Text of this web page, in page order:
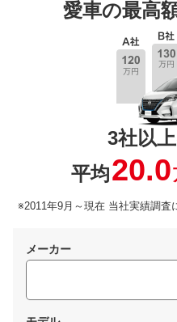
愛車の最高
3社以
平均20.0
※2011年9月～現在 当社実績調査
メーカー